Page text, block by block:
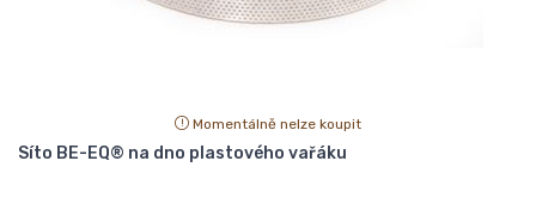
Momentálně nelze koupit
Síto BE-EQ® na dno plastového vařáku